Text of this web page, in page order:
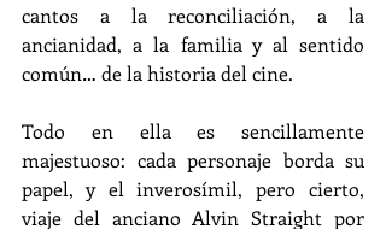
cantos a la reconciliación, a la
ancianidad, a la familia y al sentido
común… de la historia del cine.
Todo en ella es sencillamente
majestuoso: cada personaje borda su
papel, y el inverosímil, pero cierto,
viaje del anciano Alvin Straight por